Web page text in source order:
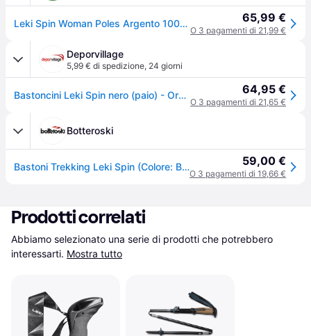
Leki Spin Woman Poles Argento 100-130 cm Donna 65,99 €
O 3 pagamenti di 21,99 €
Deporvillage
5,99 € di spedizione, 24 giorni
Bastoncini Leki Spin nero (paio) - Orange 64,95 €
O 3 pagamenti di 21,65 €
Botteroski
Bastoni Trekking Leki Spin (Colore: BLACK-SILVERGREY-WHITE, Taglia: 100-130) 59,00 €
O 3 pagamenti di 19,66 €
Prodotti correlati
Abbiamo selezionato una serie di prodotti che potrebbero
interessarti. Mostra tutto